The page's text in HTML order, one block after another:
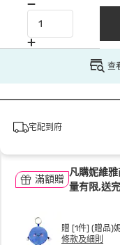
查
宅配到府
滿額贈
凡購妮維
量有限,送
贈 [1件] (贈品)
條款及細則